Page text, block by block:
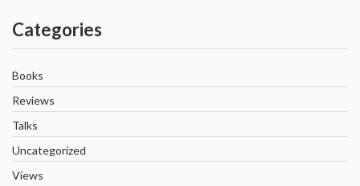
Categories
Books
Reviews
Talks
Uncategorized
Views